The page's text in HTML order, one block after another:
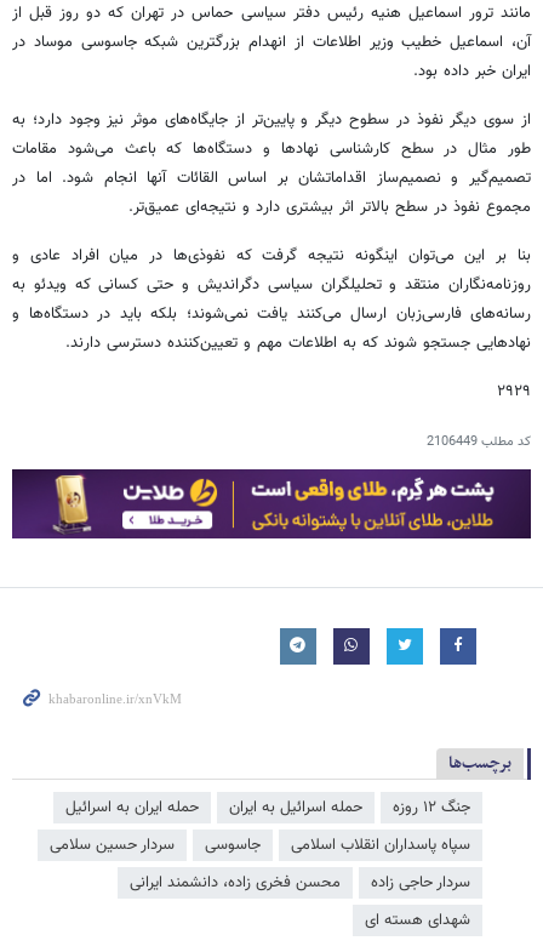
مانند ترور اسماعیل هنیه رئیس دفتر سیاسی حماس در تهران که دو روز قبل از
آن، اسماعیل خطیب وزیر اطلاعات از انهدام بزرگترین شبکه جاسوسی موساد در
ایران خبر داده بود.
از سوی دیگر نفوذ در سطوح دیگر و پایین‌تر از جایگاه‌های موثر نیز وجود دارد؛ به
طور مثال در سطح کارشناسی نهادها و دستگاه‌ها که باعث می‌شود مقامات
تصمیم‌گیر و نصمیم‌ساز اقداماتشان بر اساس القائات آنها انجام شود. اما در
مجموع نفوذ در سطح بالاتر اثر بیشتری دارد و نتیجه‌ای عمیق‌تر.
بنا بر این می‌توان اینگونه نتیجه گرفت که نفوذی‌ها در میان افراد عادی و
روزنامه‌نگاران منتقد و تحلیلگران سیاسی دگراندیش و حتی کسانی که ویدئو به
رسانه‌های فارسی‌زبان ارسال می‌کنند یافت نمی‌شوند؛ بلکه باید در دستگاه‌ها و
نهادهایی جستجو شوند که به اطلاعات مهم و تعیین‌کننده دسترسی دارند.
۲۹۲۹
کد مطلب2106449
برچسب‌ها
جنگ ۱۲ روزه حمله اسرائیل به ایران
حمله ایران به اسرائیل
سپاه پاسداران انقلاب اسلامی
جاسوسی
سردار حسین سلامی
سردار حاجی زاده
محسن فخری زاده، دانشمند ایرانی
شهدای هسته ای